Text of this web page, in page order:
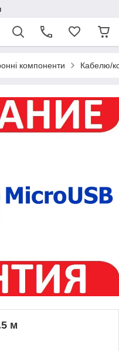
компоненти Кабелю/
м